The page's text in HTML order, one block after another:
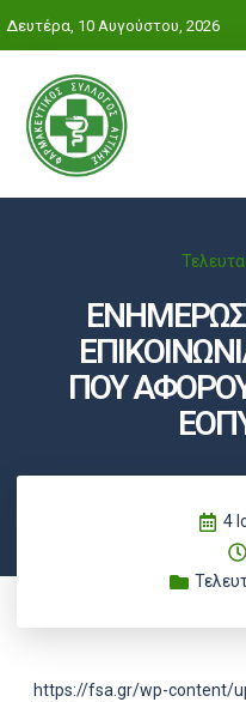
Δευτέρα, 10 Αυγούστου, 2026
ΠΟΥ
4
https://fsa.gr/wp-content/